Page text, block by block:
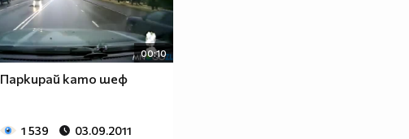
00:10
Паркирай като шеф
1 539 03.09.2011